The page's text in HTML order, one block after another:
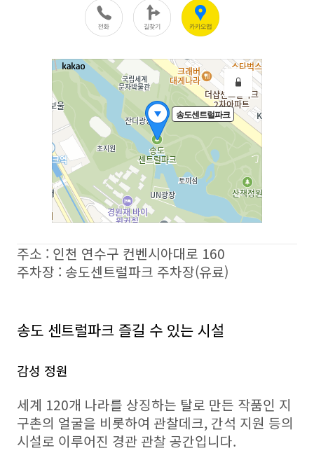
주소 : 인천 연수구 컨벤시아대로 160
주차장 : 송도센트럴파크 주차장(유료)
송도 센트럴파크 즐길 수 있는 시설
감성 정원
세계 120개 나라를 상징하는 탈로 만든 작품인 지
구촌의 얼굴을 비롯하여 관찰데크, 간석 지원 등의
시설로 이루어진 경관 관찰 공간입니다.